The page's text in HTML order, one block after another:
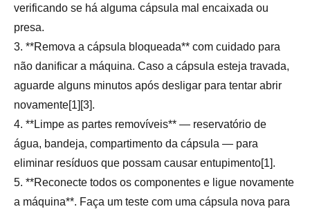
verificando se há alguma cápsula mal encaixada ou
presa.
3. **Remova a cápsula bloqueada** com cuidado para
não danificar a máquina. Caso a cápsula esteja travada,
aguarde alguns minutos após desligar para tentar abrir
novamente[1][3].
4. **Limpe as partes removíveis** — reservatório de
água, bandeja, compartimento da cápsula — para
eliminar resíduos que possam causar entupimento[1].
5. **Reconecte todos os componentes e ligue novamente
a máquina**. Faça um teste com uma cápsula nova para